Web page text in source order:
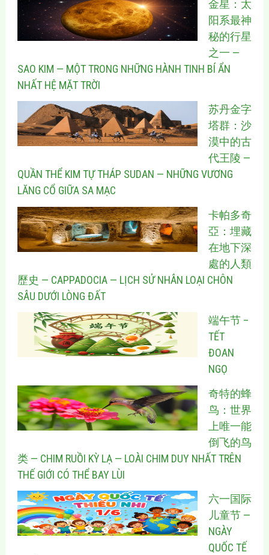
金星：太
阳系最神
秘的行星
之一 —
SAO KIM — MỘT TRONG NHỮNG HÀNH TINH BÍ ẨN
NHẤT HỆ MẶT TRỜI
苏丹金字
塔群：沙
漠中的古
代王陵 —
QUẦN THỂ KIM TỰ THÁP SUDAN — NHỮNG VƯƠNG
LĂNG CỔ GIỮA SA MẠC
卡帕多奇
亞：埋藏
在地下深
處的人類
歷史 — CAPPADOCIA — LỊCH SỬ NHÂN LOẠI CHÔN
SÂU DƯỚI LÒNG ĐẤT
端午节 –
TẾT
ĐOAN
NGỌ
奇特的蜂
鸟：世界
上唯一能
倒飞的鸟
类 — CHIM RUỒI KỲ LẠ — LOÀI CHIM DUY NHẤT TRÊN
THẾ GIỚI CÓ THỂ BAY LÙI
六一国际
儿童节 —
NGÀY
QUỐC TẾ